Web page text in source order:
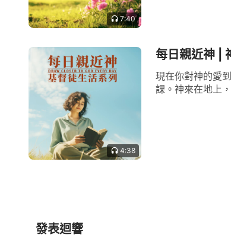
7:40
4:38
每日親近神 |
現在你對神的愛
課。神來在地上
發表迴響